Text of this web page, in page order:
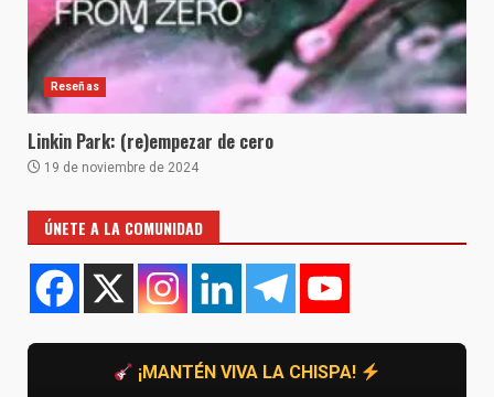
Reseñas
Linkin Park: (re)empezar de cero
19 de noviembre de 2024
ÚNETE A LA COMUNIDAD
¡MANTÉN VIVA LA CHISPA!